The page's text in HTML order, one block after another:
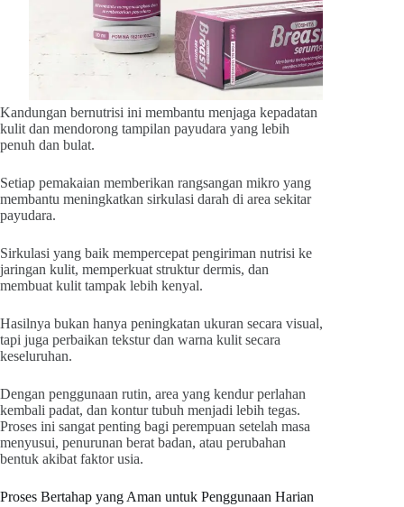
Kandungan bernutrisi ini membantu menjaga kepadatan
kulit dan mendorong tampilan payudara yang lebih
penuh dan bulat.
Setiap pemakaian memberikan rangsangan mikro yang
membantu meningkatkan sirkulasi darah di area sekitar
payudara.
Sirkulasi yang baik mempercepat pengiriman nutrisi ke
jaringan kulit, memperkuat struktur dermis, dan
membuat kulit tampak lebih kenyal.
Hasilnya bukan hanya peningkatan ukuran secara visual,
tapi juga perbaikan tekstur dan warna kulit secara
keseluruhan.
Dengan penggunaan rutin, area yang kendur perlahan
kembali padat, dan kontur tubuh menjadi lebih tegas.
Proses ini sangat penting bagi perempuan setelah masa
menyusui, penurunan berat badan, atau perubahan
bentuk akibat faktor usia.
Proses Bertahap yang Aman untuk Penggunaan Harian